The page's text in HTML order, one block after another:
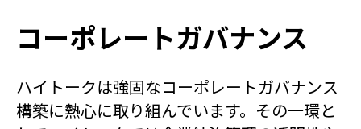
コーポレートガバナンス
ハイトークは強固なコーポレートガバナンス
構築に熱心に取り組んでいます。その一環と